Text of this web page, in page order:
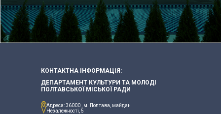
КОНТАКТНА ІНФОРМАЦІЯ:
ДЕПАРТАМЕНТ КУЛЬТУРИ ТА МОЛОДІ
ПОЛТАВСЬКОЇ МІСЬКОЇ РАДИ
Адреса: 36000 , м. Полтава, майдан
Незалежності, 5